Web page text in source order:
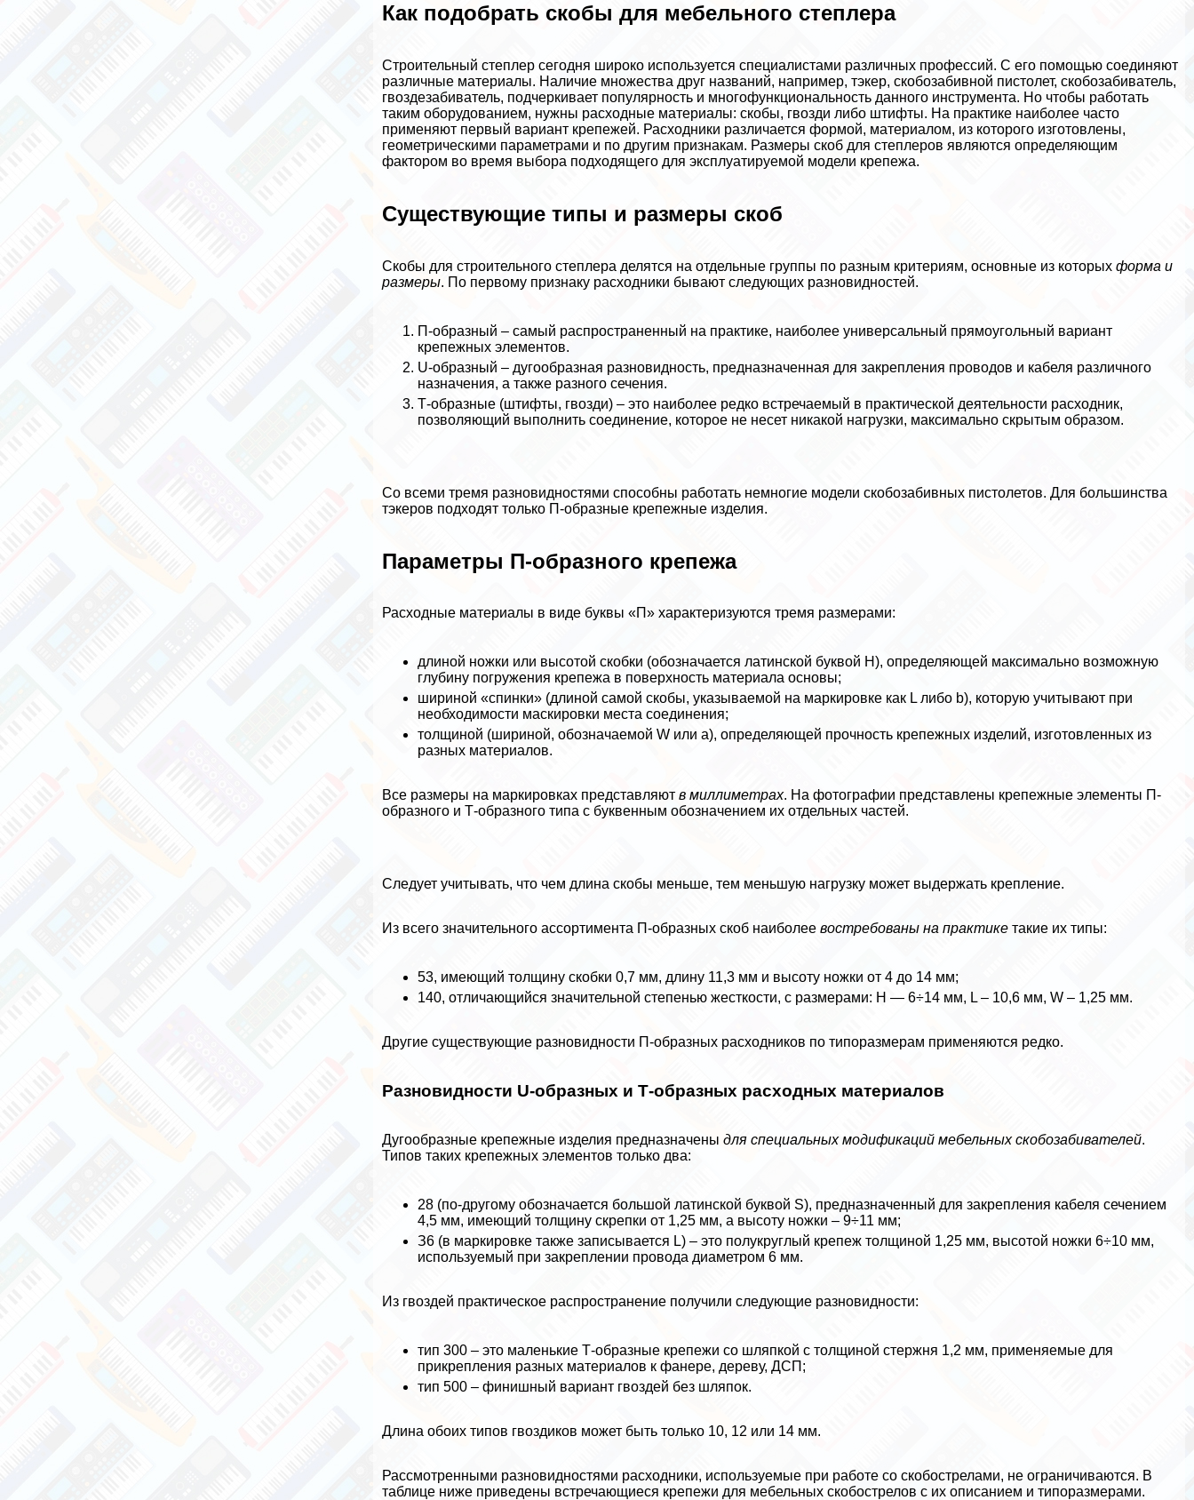
Как подобрать скобы для мебельного степлера
Строительный степлер сегодня широко используется специалистами различных профессий. С его помощью соединяют
различные материалы. Наличие множества друг названий, например, тэкер, скобозабивной пистолет, скобозабиватель,
гвоздезабиватель, подчеркивает популярность и многофункциональность данного инструмента. Но чтобы работать
таким оборудованием, нужны расходные материалы: скобы, гвозди либо штифты. На пpaктике наиболее часто
применяют первый вариант крепежей. Расходники различается формой, материалом, из которого изготовлены,
геометрическими параметрами и по другим признакам. Размеры скоб для степлеров являются определяющим
фактором во время выбора подходящего для эксплуатируемой модели крепежа.
Существующие типы и размеры скоб
Скобы для строительного степлера делятся на отдельные группы по разным критериям, основные из которыхформа и
размеры. По первому признаку расходники бывают следующих разновидностей.
П-образный – самый распространенный на пpaктике, наиболее универсальный прямоугольный вариант
крепежных элементов.
U-образный – дугообразная разновидность, предназначенная для закрепления проводов и кабеля различного
назначения, а также разного сечения.
Т-образные (штифты, гвозди) – это наиболее редко встречаемый в пpaктической деятельности расходник,
позволяющий выполнить соединение, которое не несет никакой нагрузки, максимально скрытым образом.
Со всеми тремя разновидностями способны работать немногие модели скобозабивных пистолетов. Для большинства
тэкеров подходят только П-образные крепежные изделия.
Параметры П-образного крепежа
Расходные материалы в виде буквы «П» хаpaктеризуются тремя размерами:
длиной ножки или высотой скобки (обозначается латинской буквой Н), определяющей максимально возможную
глубину погружения крепежа в поверхность материала основы;
шириной «спинки» (длиной самой скобы, указываемой на маркировке как L либо b), которую учитывают при
необходимости маскировки места соединения;
толщиной (шириной, обозначаемой W или а), определяющей прочность крепежных изделий, изготовленных из
разных материалов.
Все размеры на маркировках представляютв миллиметрах. На фотографии представлены крепежные элементы П-
образного и Т-образного типа с буквенным обозначением их отдельных частей.
Следует учитывать, что чем длина скобы меньше, тем меньшую нагрузку может выдержать крепление.
Из всего значительного ассортимента П-образных скоб наиболеевостребованы на пpaктике такие их типы:
53, имеющий толщину скобки 0,7 мм, длину 11,3 мм и высоту ножки от 4 до 14 мм;
140, отличающийся значительной степенью жесткости, с размерами: Н — 6÷14 мм, L – 10,6 мм, W – 1,25 мм.
Другие существующие разновидности П-образных расходников по типоразмерам применяются редко.
Разновидности U-образных и Т-образных расходных материалов
Дугообразные крепежные изделия предназначеныдля специальных модификаций мебельных скобозабивателей.
Типов таких крепежных элементов только два:
28 (по-другому обозначается большой латинской буквой S), предназначенный для закрепления кабеля сечением
4,5 мм, имеющий толщину скрепки от 1,25 мм, а высоту ножки – 9÷11 мм;
З6 (в маркировке также записывается L) – это полукруглый крепеж толщиной 1,25 мм, высотой ножки 6÷10 мм,
используемый при закреплении провода диаметром 6 мм.
Из гвоздей пpaктическое распространение получили следующие разновидности:
тип 300 – это маленькие Т-образные крепежи со шляпкой с толщиной стержня 1,2 мм, применяемые для
прикрепления разных материалов к фанере, дереву, ДСП;
тип 500 – финишный вариант гвоздей без шляпок.
Длина обоих типов гвоздиков может быть только 10, 12 или 14 мм.
Рассмотренными разновидностями расходники, используемые при работе со скобострелами, не ограничиваются. В
таблице ниже приведены встречающиеся крепежи для мебельных скобострелов с их описанием и типоразмерами.